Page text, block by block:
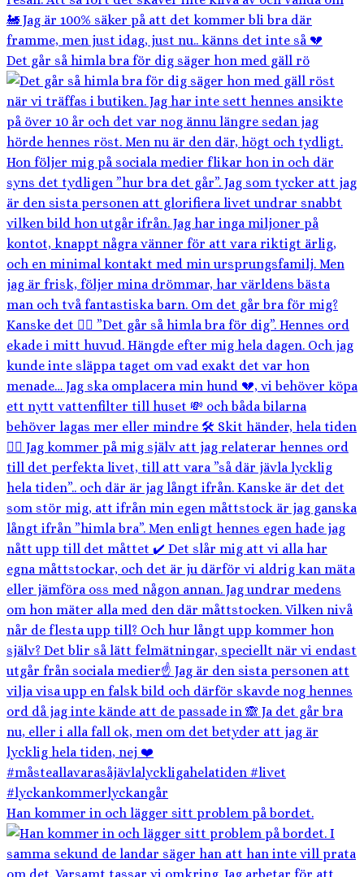
Det går så himla bra för dig säger hon med gäll rö
Han kommer in och lägger sitt problem på bordet.